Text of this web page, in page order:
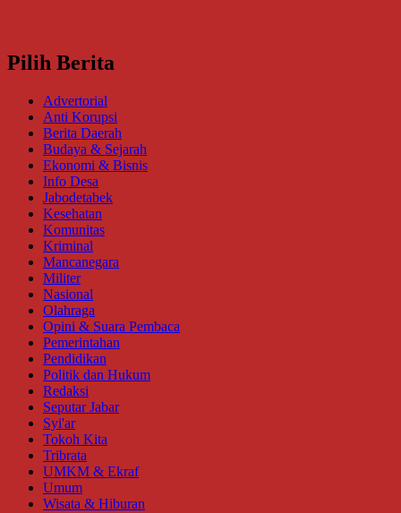
Pilih Berita
Advertorial
Anti Korupsi
Berita Daerah
Budaya & Sejarah
Ekonomi & Bisnis
Info Desa
Jabodetabek
Kesehatan
Komunitas
Kriminal
Mancanegara
Militer
Nasional
Olahraga
Opini & Suara Pembaca
Pemerintahan
Pendidikan
Politik dan Hukum
Redaksi
Seputar Jabar
Syi'ar
Tokoh Kita
Tribrata
UMKM & Ekraf
Umum
Wisata & Hiburan